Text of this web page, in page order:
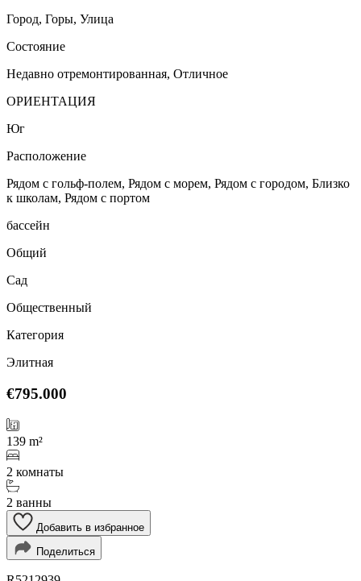
Город, Горы, Улица
Состояние
Недавно отремонтированная, Отличное
ОРИЕНТАЦИЯ
Юг
Расположение
Рядом с гольф-полем, Рядом с морем, Рядом с городом, Близко
к школам, Рядом с портом
бассейн
Общий
Сад
Общественный
Категория
Элитная
€795.000
139 m²
2 комнаты
2 ванны
Добавить в избранное
Поделиться